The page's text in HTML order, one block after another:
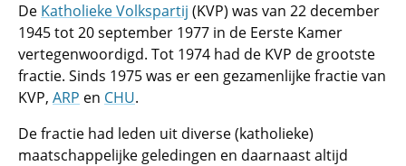
De Katholieke Volkspartij (KVP) was van 22 december
1945 tot 20 september 1977 in de Eerste Kamer
vertegenwoordigd. Tot 1974 had de KVP de grootste
fractie. Sinds 1975 was er een gezamenlijke fractie van
KVP, ARP en CHU.
De fractie had leden uit diverse (katholieke)
maatschappelijke geledingen en daarnaast altijd